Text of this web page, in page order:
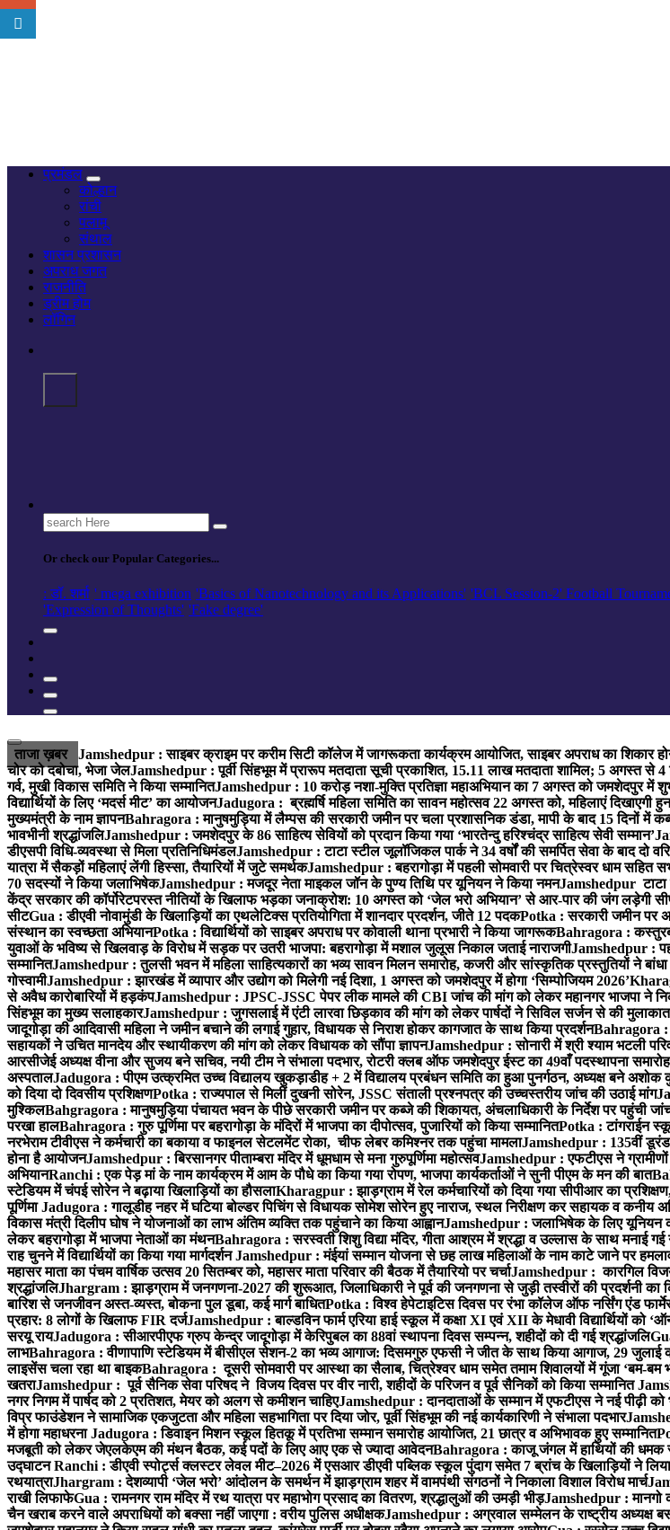
नज़र हर खबर पर
प्रमंडल
कोल्हान
रांची
पलामू
संथाल
शासन प्रशासन
अपराध जगत
राजनीति
ड्रीम होम
लॉगिन
Search
for:
Or check our Popular Categories...
: डॉ. शर्मा ' mega exhibition 'Basics of Nanotechnology and its Applications' 'BCL Session-2' Football
'Expression of Thoughts' 'Fake degree'
ताजा ख़बर Jamshedpur : साइबर क्राइम पर करीम सिटी कॉलेज में जागरूकता कार्यक्रम आयोजित, साइबर अपराध का शिकार
चोर को दबोचा, भेजा जेलJamshedpur : पूर्वी सिंहभूम में प्रारूप मतदाता सूची प्रकाशित, 15.11 लाख मतदाता शामिल; 5 अगस्त से 4
गर्व, मुखी विकास समिति ने किया सम्मानितJamshedpur : 10 करोड़ नशा-मुक्ति प्रतिज्ञा महाअभियान का 7 अगस्त को जमशेदपुर में
विद्यार्थियों के लिए ‘मदर्स मीट’ का आयोजनJadugora : ब्रह्मर्षि महिला समिति का सावन महोत्सव 22 अगस्त को, महिलाएं दिखाएगी
मुख्यमंत्री के नाम ज्ञापनBahragora : मानुषमुड़िया में लैम्पस की सरकारी जमीन पर चला प्रशासनिक डंडा, मापी के बाद 15 दिनों में
भावभीनी श्रद्धांजलिJamshedpur : जमशेदपुर के 86 साहित्य सेवियों को प्रदान किया गया ‘भारतेन्दु हरिश्चंद्र साहित्य सेवी सम्मान’
डीएसपी विधि-व्यवस्था से मिला प्रतिनिधिमंडलJamshedpur : टाटा स्टील जूलॉजिकल पार्क ने 34 वर्षों की समर्पित सेवा के बाद दो
यात्रा में सैकड़ों महिलाएं लेंगी हिस्सा, तैयारियों में जुटे समर्थकJamshedpur : बहरागोड़ा में पहली सोमवारी पर चित्रेस्वर धाम सहित
70 सदस्यों ने किया जलाभिषेकJamshedpur : मजदूर नेता माइकल जॉन के पुण्य तिथि पर यूनियन ने किया नमनJamshedpur टाटा
केंद्र सरकार की कॉर्पोरेटपरस्त नीतियों के खिलाफ भड़का जनाक्रोश: 10 अगस्त को ‘जेल भरो अभियान’ से आर-पार की जंग लड़ेगी
सीटGua : डीएवी नोवामुंडी के खिलाड़ियों का एथलेटिक्स प्रतियोगिता में शानदार प्रदर्शन, जीते 12 पदकPotka : सरकारी जमीन पर
संस्थान का स्वच्छता अभियानPotka : विद्यार्थियों को साइबर अपराध पर कोवाली थाना प्रभारी ने किया जागरूकBahragora :
युवाओं के भविष्य से खिलवाड़ के विरोध में सड़क पर उतरी भाजपा: बहरागोड़ा में मशाल जुलूस निकाल जताई नाराजगीJamshedpur :
सम्मानितJamshedpur : तुलसी भवन में महिला साहित्यकारों का भव्य सावन मिलन समारोह, कजरी और सांस्कृतिक प्रस्तुतियों ने बांधा
गोस्वामीJamshedpur : झारखंड में व्यापार और उद्योग को मिलेगी नई दिशा, 1 अगस्त को जमशेदपुर में होगा ‘सिम्पोजियम 2026’
से अवैध कारोबारियों में हड़कंपJamshedpur : JPSC-JSSC पेपर लीक मामले की CBI जांच की मांग को लेकर महानगर भाजपा ने
सिंहभूम का मुख्य सलाहकारJamshedpur : जुगसलाई में एंटी लारवा छिड़काव की मांग को लेकर पार्षदों ने सिविल सर्जन से की मुलाकात
जादूगोड़ा की आदिवासी महिला ने जमीन बचाने की लगाई गुहार, विधायक से निराश होकर कागजात के साथ किया प्रदर्शनBahragora :
सहायकों ने उचित मानदेय और स्थायीकरण की मांग को लेकर विधायक को सौंपा ज्ञापनJamshedpur : सोनारी में श्री श्याम भटली
आरसीजेई अध्यक्ष वीना और सुजय बने सचिव, नयी टीम ने संभाला पदभार, रोटरी क्लब ऑफ जमशेदपुर ईस्ट का 49वाँ पदस्थापना
अस्पतालJadugora : पीएम उत्क्रमित उच्च विद्यालय खुकड़ाडीह + 2 में विद्यालय प्रबंधन समिति का हुआ पुनर्गठन, अध्यक्ष बने अशोक
को दिया दो दिवसीय प्रशिक्षणPotka : राज्यपाल से मिलीं दुखनी सोरेन, JSSC संताली प्रश्नपत्र की उच्चस्तरीय जांच की उठाई मांग
मुश्किलBahgragora : मानुषमुड़िया पंचायत भवन के पीछे सरकारी जमीन पर कब्जे की शिकायत, अंचलाधिकारी के निर्देश पर पहुंची
परखा हालBahragora : गुरु पूर्णिमा पर बहरागोड़ा के मंदिरों में भाजपा का दीपोत्सव, पुजारियों को किया सम्मानितPotka : टांगराईन
नरभेराम टीवीएस ने कर्मचारी का बकाया व फाइनल सेटलमेंट रोका, चीफ लेबर कमिश्नर तक पहुंचा मामलाJamshedpur : 135वीं डूरंड
होना है आयोजनJamshedpur : बिरसानगर पीताम्बरा मंदिर में धूमधाम से मना गुरुपूर्णिमा महोत्सवJamshedpur : एफटीएस ने ग्रामीणों
अभियानRanchi : एक पेड़ मां के नाम कार्यक्रम में आम के पौधे का किया गया रोपण, भाजपा कार्यकर्ताओं ने सुनी पीएम के मन की बात
स्टेडियम में चंपई सोरेन ने बढ़ाया खिलाड़ियों का हौसलाKharagpur : झाड़ग्राम में रेल कर्मचारियों को दिया गया सीपीआर का
पूर्णिमाJadugora : गालूडीह नहर में घटिया बोल्डर पिचिंग से विधायक सोमेश सोरेन हुए नाराज, स्थल निरीक्षण कर सहायक व कनीय
विकास मंत्री दिलीप घोष ने योजनाओं का लाभ अंतिम व्यक्ति तक पहुंचाने का किया आह्वानJamshedpur : जलाभिषेक के लिए यूनियन
लेकर बहरागोड़ा में भाजपा नेताओं का मंथनBahragora : सरस्वती शिशु विद्या मंदिर, गीता आश्रम में श्रद्धा व उल्लास के साथ मनाई गई
राह चुनने में विद्यार्थियों का किया गया मार्गदर्शनJamshedpur : मंईयां सम्मान योजना से छह लाख महिलाओं के नाम काटे जाने पर
महासर माता का पंचम वार्षिक उत्सव 20 सितम्बर को, महासर माता परिवार की बैठक में तैयारियो पर चर्चाJamshedpur : कारगिल
श्रद्धांजलिJhargram : झाड़ग्राम में जनगणना-2027 की शुरूआत, जिलाधिकारी ने पूर्व की जनगणना से जुड़ी तस्वीरों की प्रदर्शनी का
बारिश से जनजीवन अस्त-व्यस्त, बोकना पुल डूबा, कई मार्ग बाधितPotka : विश्व हेपेटाइटिस दिवस पर रंभा कॉलेज ऑफ नर्सिंग एंड
प्रहार: 8 लोगों के खिलाफ FIR दर्जJamshedpur : बाल्डविन फार्म एरिया हाई स्कूल में कक्षा XI एवं XII के मेधावी विद्यार्थियों को
सरयू रायJadugora : सीआरपीएफ ग्रुप केन्द्र जादूगोड़ा में केरिपुबल का 88वां स्थापना दिवस सम्पन्न, शहीदों को दी गई श्रद्धांजलि
लाभBahragora : वीणापाणि स्टेडियम में बीसीएल सेशन-2 का भव्य आगाज: दिसमगुरु एफसी ने जीत के साथ किया आगाज, 29 जुलाई को
लाइसेंस चला रहा था बाइकBahragora : दूसरी सोमवारी पर आस्था का सैलाब, चित्रेश्वर धाम समेत तमाम शिवालयों में गूंजा ‘बम-बम
खतराJamshedpur : पूर्व सैनिक सेवा परिषद ने विजय दिवस पर वीर नारी, शहीदों के परिजन व पूर्व सैनिकों को किया सम्मानित
नगर निगम में पार्षद को 2 प्रतिशत, मेयर को अलग से कमीशन चाहिएJamshedpur : दानदाताओं के सम्मान में एफटीएस ने नई पीढ़ी को
विप्र फाउंडेशन ने सामाजिक एकजुटता और महिला सहभागिता पर दिया जोर, पूर्वी सिंहभूम की नई कार्यकारिणी ने संभाला पदभार
में होगा महाधरनाJadugora : डिवाइन मिशन स्कूल हितकू में प्रतिभा सम्मान समारोह आयोजित, 21 छात्र व अभिभावक हुए सम्मानित
मजबूती को लेकर जेएलकेएम की मंथन बैठक, कई पदों के लिए आए एक से ज्यादा आवेदनBahragora : काजू जंगल में हाथियों की धमक से
उद्घाटनRanchi : डीएवी स्पोर्ट्स क्लस्टर लेवल मीट–2026 में एसआर डीएवी पब्लिक स्कूल पुंदाग समेत 7 ब्रांच के खिलाड़ियों ने लिया
रथयात्राJhargram : देशव्यापी ‘जेल भरो’ आंदोलन के समर्थन में झाड़ग्राम शहर में वामपंथी संगठनों ने निकाला विशाल विरोध मार्च
राखी लिफाफेGua : रामनगर राम मंदिर में रथ यात्रा पर महाभोग प्रसाद का वितरण, श्रद्धालुओं की उमड़ी भीड़Jamshedpur : मानगो
चैन खराब करने वाले अपराधियों को बक्सा नहीं जाएगा : वरीय पुलिस अधीक्षकJamshedpur : अग्रवाल सम्मेलन के राष्ट्रीय अध्यक्ष